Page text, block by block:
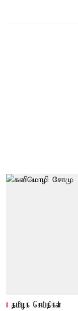
தமிழக செய்திகள்